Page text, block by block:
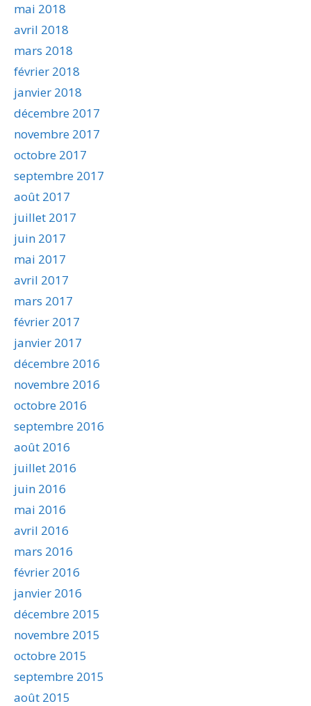
mai 2018
avril 2018
mars 2018
février 2018
janvier 2018
décembre 2017
novembre 2017
octobre 2017
septembre 2017
août 2017
juillet 2017
juin 2017
mai 2017
avril 2017
mars 2017
février 2017
janvier 2017
décembre 2016
novembre 2016
octobre 2016
septembre 2016
août 2016
juillet 2016
juin 2016
mai 2016
avril 2016
mars 2016
février 2016
janvier 2016
décembre 2015
novembre 2015
octobre 2015
septembre 2015
août 2015